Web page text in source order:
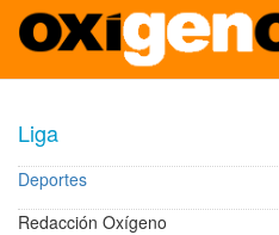
contenido
principal
Liga
Deportes
Redacción Oxígeno